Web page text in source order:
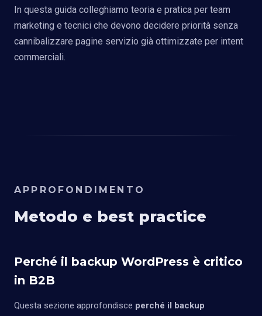
In questa guida colleghiamo teoria e pratica per team
marketing e tecnici che devono decidere priorità senza
cannibalizzare pagine servizio già ottimizzate per intent
commerciali.
APPROFONDIMENTO
Metodo e best practice
Perché il backup WordPress è critico
in B2B
Questa sezione approfondisce perché il backup